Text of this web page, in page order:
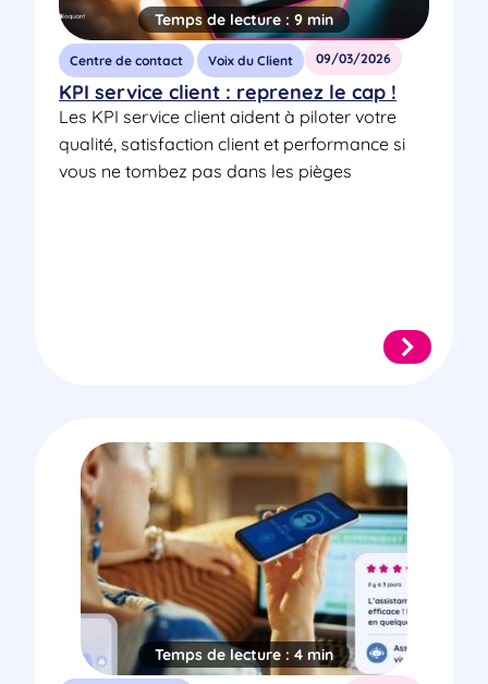
Temps de lecture : 9 min
Centre de contact Voix du Client 09/03/2026
KPI service client : reprenez le cap !
Les KPI service client aident à piloter votre
qualité, satisfaction client et performance si
vous ne tombez pas dans les pièges
Temps de lecture : 4 min